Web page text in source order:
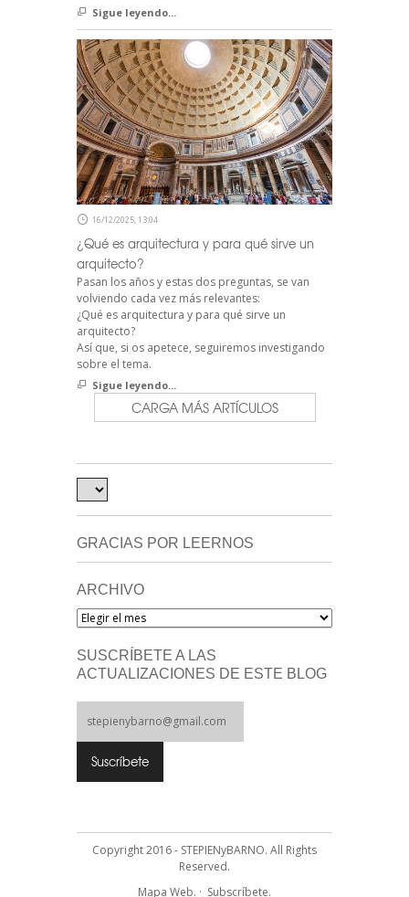
Sigue leyendo...
16/12/2025, 13:04
¿Qué es arquitectura y para qué sirve un
arquitecto?
Pasan los años y estas dos preguntas, se van
volviendo cada vez más relevantes:
¿Qué es arquitectura y para qué sirve un
arquitecto?
Así que, si os apetece, seguiremos investigando
sobre el tema.
Sigue leyendo...
CARGA MÁS ARTÍCULOS
GRACIAS POR LEERNOS
ARCHIVO
Archivo
SUSCRÍBETE A LAS
ACTUALIZACIONES DE ESTE BLOG
Copyright 2016 - STEPIENyBARNO. All Rights
Reserved.
Mapa Web. · Subscríbete.